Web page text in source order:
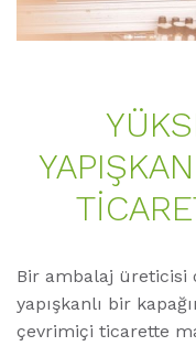
Bir ambalaj üreticisi
yapışkanlı bir
çevrimiçi ticarette